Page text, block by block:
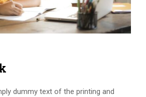
dummy text of the printing and